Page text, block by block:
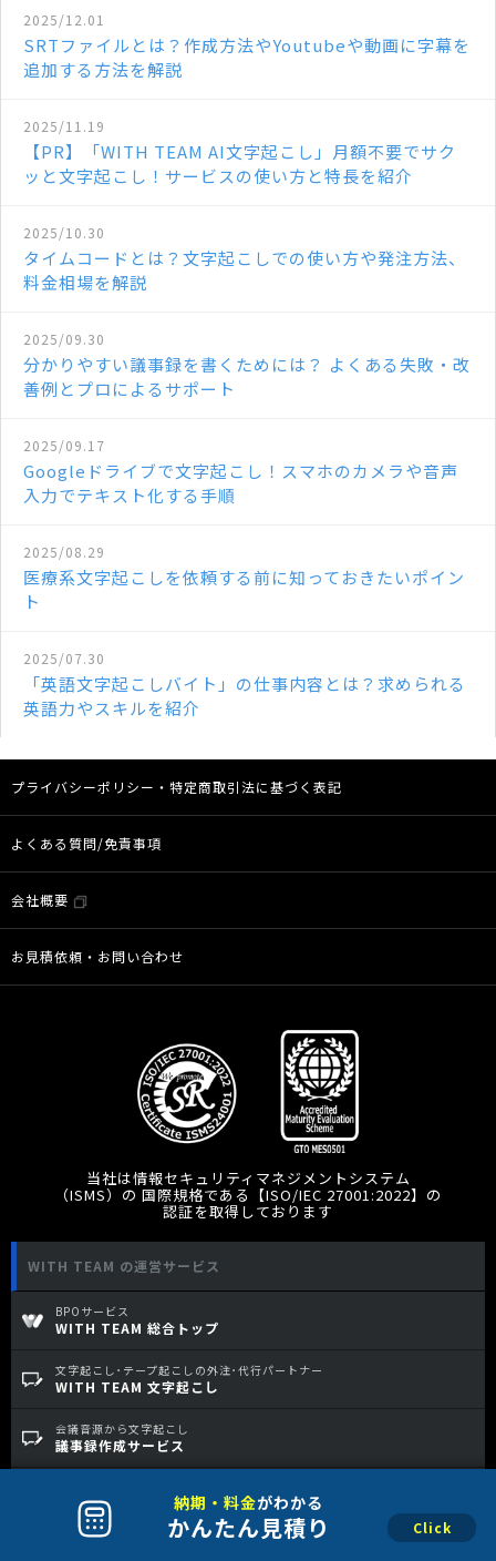
2025/12.01
SRTファイルとは？作成方法やYoutubeや動画に字幕を
追加する方法を解説
2025/11.19
【PR】「WITH TEAM AI文字起こし」月額不要でサク
ッと文字起こし！サービスの使い方と特長を紹介
2025/10.30
タイムコードとは？文字起こしでの使い方や発注方法、
料金相場を解説
2025/09.30
分かりやすい議事録を書くためには？ よくある失敗・改
善例とプロによるサポート
2025/09.17
Googleドライブで文字起こし！スマホのカメラや音声
入力でテキスト化する手順
2025/08.29
医療系文字起こしを依頼する前に知っておきたいポイン
ト
2025/07.30
「英語文字起こしバイト」の仕事内容とは？求められる
英語力やスキルを紹介
納期・料金がわかる
かんたん見積り
プライバシーポリシー・特定商取引法に基づく表記
よくある質問/免責事項
会社概要
お見積依頼・お問い合わせ
当社は情報セキュリティマネジメントシステム
（ISMS）の 国際規格である【ISO/IEC 27001:2022】の
認証を取得しております
WITH TEAM の運営サービス
BPOサービス
WITH TEAM 総合トップ
文字起こし･テープ起こしの外注･代行パートナー
WITH TEAM 文字起こし
会議音源から文字起こし
議事録作成サービス
AI文字起こし
文字起こし・テープ起こし・音声テキスト化